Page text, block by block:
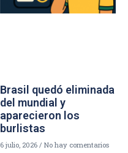
Brasil quedó eliminada
del mundial y
aparecieron los
burlistas
6 julio, 2026 No hay comentarios